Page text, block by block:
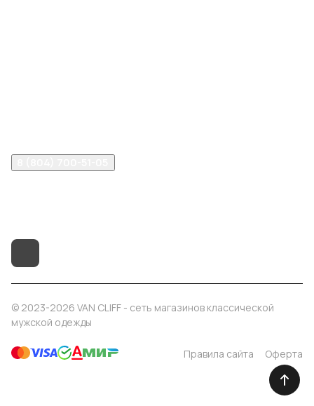
© 2023-2026 VAN CLIFF - сеть магазинов классической
мужской одежды
Правила сайта Оферта